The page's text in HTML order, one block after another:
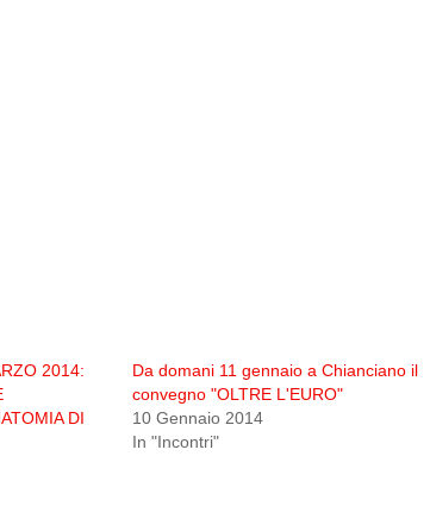
2014:
DI
Da domani 11 gennaio a Chianciano il
convegno "OLTRE L'EURO"
10 Gennaio 2014
In "Incontri"